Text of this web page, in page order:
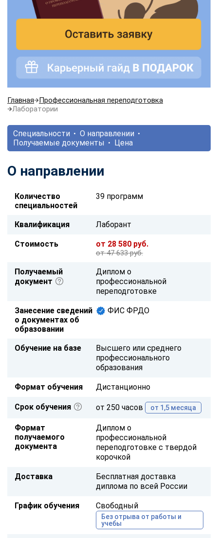
Главная
Профессиональная переподготовка
Лаборатории
Специальности
О направлении
Получаемые документы
Цена
О направлении
Количество
специальностей
39 программ
Квалификация Лаборант
Стоимость от 28 580 руб.
от 47 633 руб.
Получаемый
документ
Диплом о
профессиональной
переподготовке
Занесение сведений
о документах об
образовании
ФИС ФРДО
Обучение на базе
Высшего или среднего
профессионального
образования
Формат обучения Дистанционно
Срок обучения от 250 часов от 1,5 месяца
Формат
получаемого
документа
Диплом о
профессиональной
переподготовке с твердой
корочкой
Доставка
Бесплатная доставка
диплома по всей России
График обучения Свободный
Без отрыва от работы и
учебы